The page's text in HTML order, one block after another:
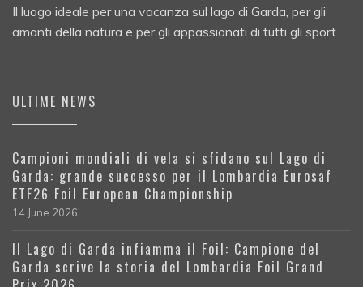
Il luogo ideale per una vacanza sul lago di Garda, per gli
amanti della natura e per gli appassionati di tutti gli sport.
ULTIME NEWS
Campioni mondiali di vela si sfidano sul Lago di
Garda: grande successo per il Lombardia Eurosaf
ETF26 Foil European Championship
14 June 2026
Il Lago di Garda infiamma il Foil: Campione del
Garda scrive la storia del Lombardia Foil Grand